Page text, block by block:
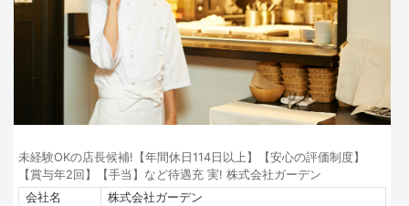
未経験OKの店長候補!【年間休日114日以上】【安心の評価制度】
【賞与年2回】【手当】など待遇充 実! 株式会社ガーデン
会社名
株式会社ガーデン